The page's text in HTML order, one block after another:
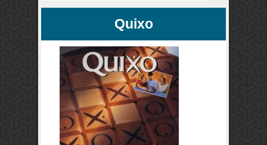
Quixo